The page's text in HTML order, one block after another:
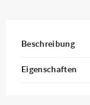
Beschreibung
Eigenschaften